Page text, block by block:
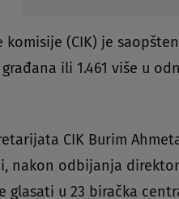
komisije (CIK) je
ili 1.461 više u
CIK Burim
nakon odbijanja
glasati u 23 biračka